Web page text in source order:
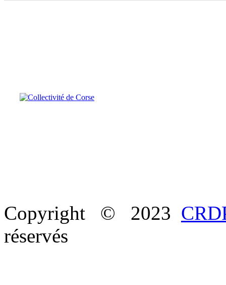
Copyright © 2023
réservés